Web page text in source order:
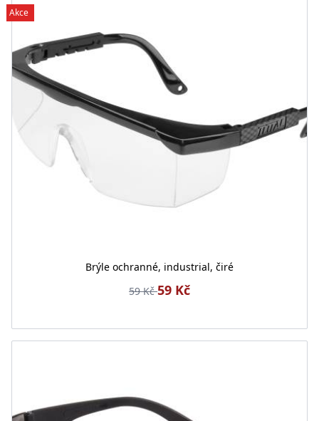
Akce
Brýle ochranné, industrial, čiré
59 Kč59 Kč